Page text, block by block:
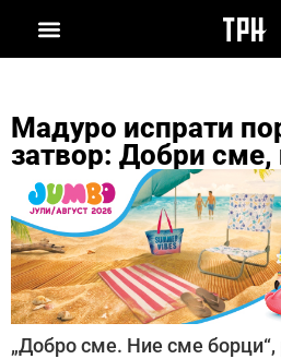
Мадуро испрати
затвор: Добри
„Добро сме. Ние сме